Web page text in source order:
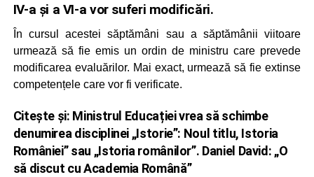
IV-a și a VI-a vor suferi modificări.
În cursul acestei săptămâni sau a săptămânii viitoare
urmează să fie emis un ordin de ministru care prevede
modificarea evaluărilor. Mai exact, urmează să fie extinse
competențele care vor fi verificate.
Citește și: Ministrul Educației vrea să schimbe
denumirea disciplinei „Istorie”: Noul titlu, Istoria
României” sau „Istoria românilor”. Daniel David: „O
să discut cu Academia Română”